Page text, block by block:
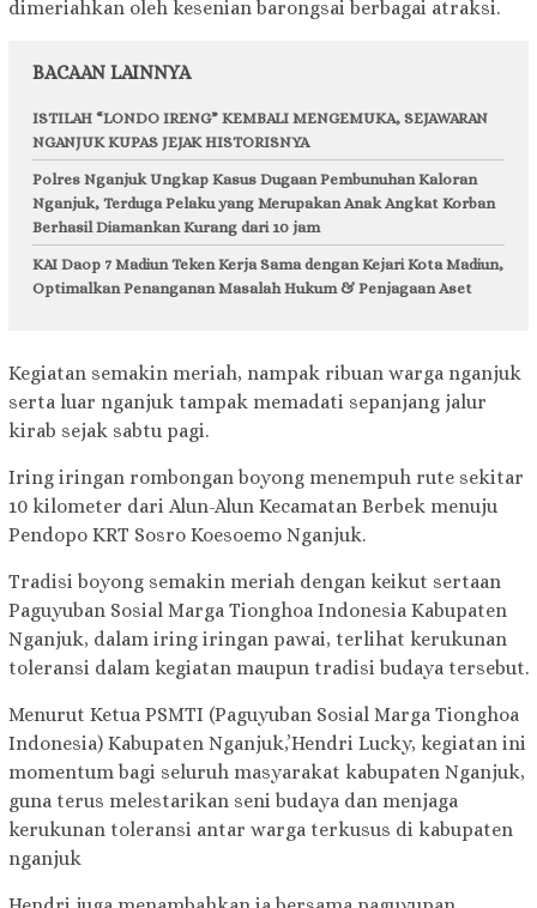
dimeriahkan oleh kesenian barongsai berbagai atraksi.
BACAAN LAINNYA
ISTILAH “LONDO IRENG” KEMBALI MENGEMUKA, SEJAWARAN
NGANJUK KUPAS JEJAK HISTORISNYA
Polres Nganjuk Ungkap Kasus Dugaan Pembunuhan Kaloran
Nganjuk, Terduga Pelaku yang Merupakan Anak Angkat Korban
Berhasil Diamankan Kurang dari 10 jam
KAI Daop 7 Madiun Teken Kerja Sama dengan Kejari Kota Madiun,
Optimalkan Penanganan Masalah Hukum & Penjagaan Aset
Kegiatan semakin meriah, nampak ribuan warga nganjuk
serta luar nganjuk tampak memadati sepanjang jalur
kirab sejak sabtu pagi.
Iring iringan rombongan boyong menempuh rute sekitar
10 kilometer dari Alun-Alun Kecamatan Berbek menuju
Pendopo KRT Sosro Koesoemo Nganjuk.
Tradisi boyong semakin meriah dengan keikut sertaan
Paguyuban Sosial Marga Tionghoa Indonesia Kabupaten
Nganjuk, dalam iring iringan pawai, terlihat kerukunan
toleransi dalam kegiatan maupun tradisi budaya tersebut.
Menurut Ketua PSMTI (Paguyuban Sosial Marga Tionghoa
Indonesia) Kabupaten Nganjuk,’Hendri Lucky, kegiatan ini
momentum bagi seluruh masyarakat kabupaten Nganjuk,
guna terus melestarikan seni budaya dan menjaga
kerukunan toleransi antar warga terkusus di kabupaten
nganjuk